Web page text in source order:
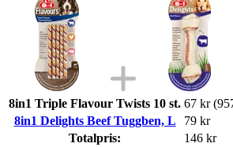
8in1 Triple Flavour Twists 10 st. 67 kr
8in1 Delights Beef Tuggben, L
79 kr
Totalpris:
146 kr